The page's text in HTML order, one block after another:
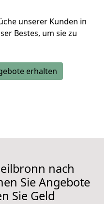
unserer Kunden in
Bestes, um sie zu
erhalten
nach
Sie Angebote
Sie Geld